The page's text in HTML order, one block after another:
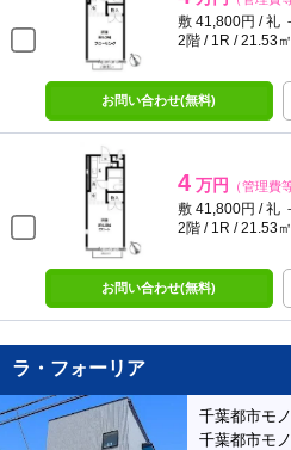
敷 41,800円 / 礼
2階 / 1R / 21.53㎡
お問い合わせ(無料)
4 万円 （管理費
敷 41,800円 / 礼
2階 / 1R / 21.53㎡
お問い合わせ(無料)
ラ・フォーリア
千葉都市モ
千葉都市モ